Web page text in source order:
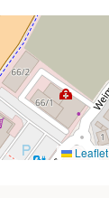
Leaflet